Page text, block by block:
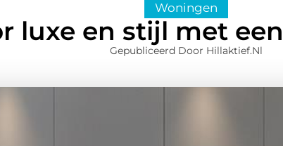
Woningen
luxe en stijl met
Gepubliceerd Door Hillaktief.nl